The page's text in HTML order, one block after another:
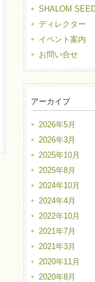
SHALOM
ディレクター
イベント案内
お問い合せ
アーカイブ
2026年5月
2026年3月
2025年10月
2025年8月
2024年10月
2024年4月
2022年10月
2021年7月
2021年3月
2020年11月
2020年8月